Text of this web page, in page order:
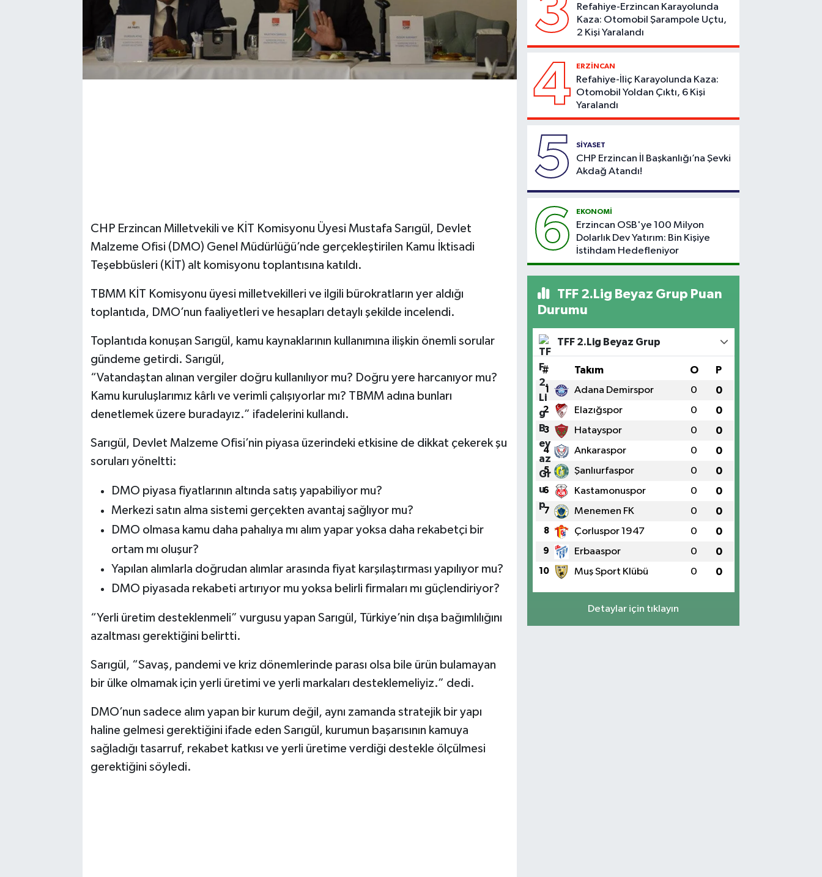
CHP Erzincan Milletvekili ve KİT Komisyonu Üyesi Mustafa Sarıgül, Devlet
Malzeme Ofisi (DMO) Genel Müdürlüğü’nde gerçekleştirilen Kamu İktisadi
Teşebbüsleri (KİT) alt komisyonu toplantısına katıldı.
TBMM KİT Komisyonu üyesi milletvekilleri ve ilgili bürokratların yer aldığı
toplantıda, DMO’nun faaliyetleri ve hesapları detaylı şekilde incelendi.
Toplantıda konuşan Sarıgül, kamu kaynaklarının kullanımına ilişkin önemli sorular
gündeme getirdi. Sarıgül,
“Vatandaştan alınan vergiler doğru kullanılıyor mu? Doğru yere harcanıyor mu?
Kamu kuruluşlarımız kârlı ve verimli çalışıyorlar mı? TBMM adına bunları
denetlemek üzere buradayız.” ifadelerini kullandı.
Sarıgül, Devlet Malzeme Ofisi’nin piyasa üzerindeki etkisine de dikkat çekerek şu
soruları yöneltti:
DMO piyasa fiyatlarının altında satış yapabiliyor mu?
Merkezi satın alma sistemi gerçekten avantaj sağlıyor mu?
DMO olmasa kamu daha pahalıya mı alım yapar yoksa daha rekabetçi bir
ortam mı oluşur?
Yapılan alımlarla doğrudan alımlar arasında fiyat karşılaştırması yapılıyor mu?
DMO piyasada rekabeti artırıyor mu yoksa belirli firmaları mı güçlendiriyor?
“Yerli üretim desteklenmeli” vurgusu yapan Sarıgül, Türkiye’nin dışa bağımlılığını
azaltması gerektiğini belirtti.
Sarıgül, “Savaş, pandemi ve kriz dönemlerinde parası olsa bile ürün bulamayan
bir ülke olmamak için yerli üretimi ve yerli markaları desteklemeliyiz.” dedi.
DMO’nun sadece alım yapan bir kurum değil, aynı zamanda stratejik bir yapı
haline gelmesi gerektiğini ifade eden Sarıgül, kurumun başarısının kamuya
sağladığı tasarruf, rekabet katkısı ve yerli üretime verdiği destekle ölçülmesi
gerektiğini söyledi.
3
Refahiye-Erzincan Karayolunda
Kaza: Otomobil Şarampole Uçtu,
2 Kişi Yaralandı
4 ERZİNCAN
Refahiye-İliç Karayolunda Kaza:
Otomobil Yoldan Çıktı, 6 Kişi
Yaralandı
5 SİYASET
CHP Erzincan İl Başkanlığı’na Şevki
Akdağ Atandı!
6 EKONOMİ
Erzincan OSB'ye 100 Milyon
Dolarlık Dev Yatırım: Bin Kişiye
İstihdam Hedefleniyor
TFF 2.Lig Beyaz Grup Puan
Durumu
TFF 2.Lig Beyaz Grup
# Takım O P
1 Adana Demirspor 0 0
2 Elazığspor 0 0
3 Hatayspor 0 0
4 Ankaraspor 0 0
5 Şanlıurfaspor 0 0
6 Kastamonuspor 0 0
7 Menemen FK 0 0
8 Çorluspor 1947 0 0
9 Erbaaspor 0 0
10 Muş Sport Klübü 0 0
Detaylar için tıklayın